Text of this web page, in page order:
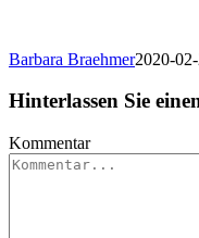
Barbara Braehmer2020-
Hinterlassen Sie
Kommentar